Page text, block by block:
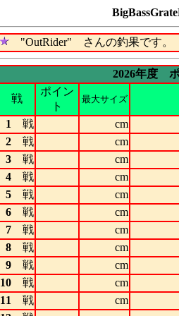
"OutRider" さんの釣果です。
2026年度
戦
ポイン
ト
最大サイズ
1 戦
cm
2 戦
cm
3 戦
cm
4 戦
cm
5 戦
cm
6 戦
cm
7 戦
cm
8 戦
cm
9 戦
cm
10 戦
cm
11
戦
cm